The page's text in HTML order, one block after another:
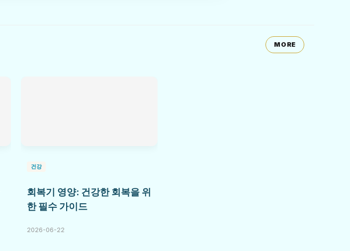
MORE
건강
회복기 영양: 건강한 회복을 위
한 필수 가이드
2026-06-22